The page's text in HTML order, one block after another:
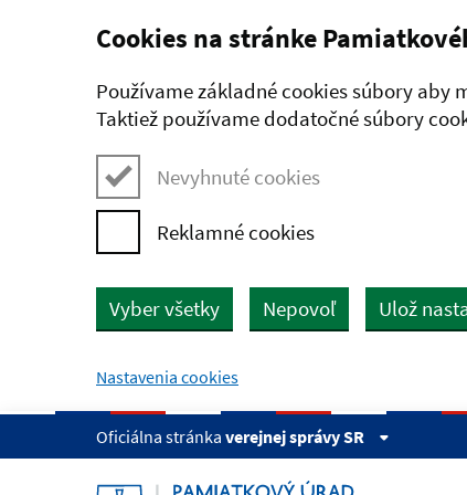
Preskočiť na hlavný obsah
Cookies na stránke
Používame základné cookies súbory aby
Taktiež používame dodatočné súbory
Nevyhnuté cookies
Reklamné cookies
Vyber všetky Nepovoľ Ulož
Nastavenia cookies
Oficiálna stránka verejnej správy SR